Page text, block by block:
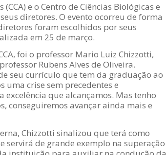
e o Centro de Ciências Biológicas e
diretores. O evento ocorreu de forma
foram escolhidos por seus
em 25 de março.
foi o professor Mario Luiz Chizzotti,
Rubens Alves de Oliveira.
seu currículo que tem da graduação ao
uma crise sem precedentes e
que alcançamos. Mas tenho
conseguiremos avançar ainda mais e
Chizzotti sinalizou que terá como
servirá de grande exemplo na superação